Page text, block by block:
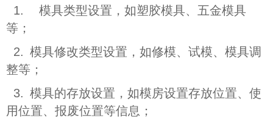
1.
模具类型设置，如塑胶模具、五金模具
等；
2. 模具修改类型设置，如修模、试模、模具调
整等；
3. 模具的存放设置，如模房设置存放位置、使
用位置、报废位置等信息；